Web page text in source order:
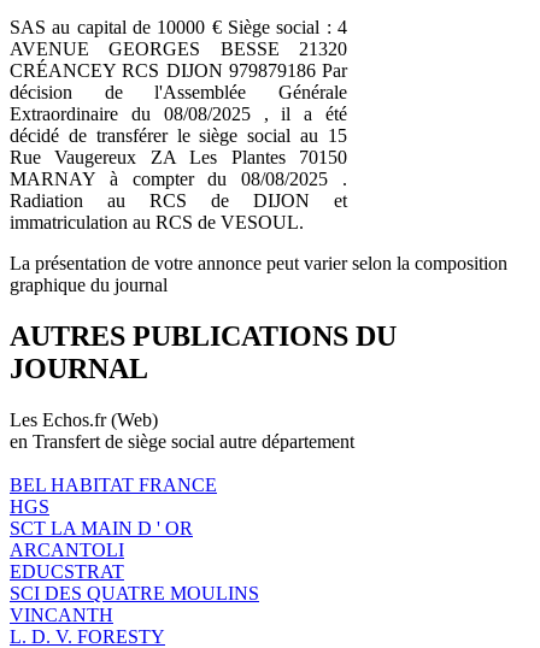
SAS au capital de 10000 € Siège social : 4
AVENUE GEORGES BESSE 21320
CRÉANCEY RCS DIJON 979879186 Par
décision de l'Assemblée Générale
Extraordinaire du 08/08/2025 , il a été
décidé de transférer le siège social au 15
Rue Vaugereux ZA Les Plantes 70150
MARNAY à compter du 08/08/2025 .
Radiation au RCS de DIJON et
immatriculation au RCS de VESOUL.
La présentation de votre annonce peut varier selon la composition
graphique du journal
AUTRES PUBLICATIONS DU
JOURNAL
Les Echos.fr (Web)
en Transfert de siège social autre département
BEL HABITAT FRANCE
HGS
SCT LA MAIN D ' OR
ARCANTOLI
EDUCSTRAT
SCI DES QUATRE MOULINS
VINCANTH
L. D. V. FORESTY